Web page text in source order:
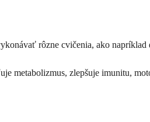
rôzne cvičenia, ako
metabolizmus, zlepšuje imunitu,